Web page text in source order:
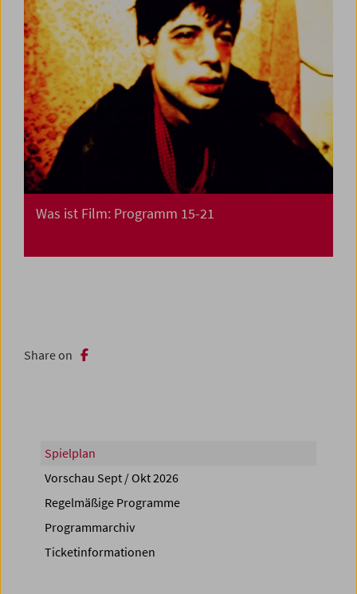
Was ist Film: Programm 15-21
Share on
Spielplan
Vorschau Sept / Okt 2026
Regelmäßige Programme
Programmarchiv
Ticketinformationen